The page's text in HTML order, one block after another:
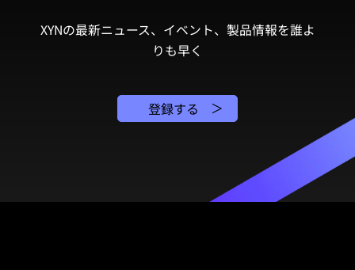
XYNの最新ニュース、イベント、製品情報を誰よ
りも早く
登録する